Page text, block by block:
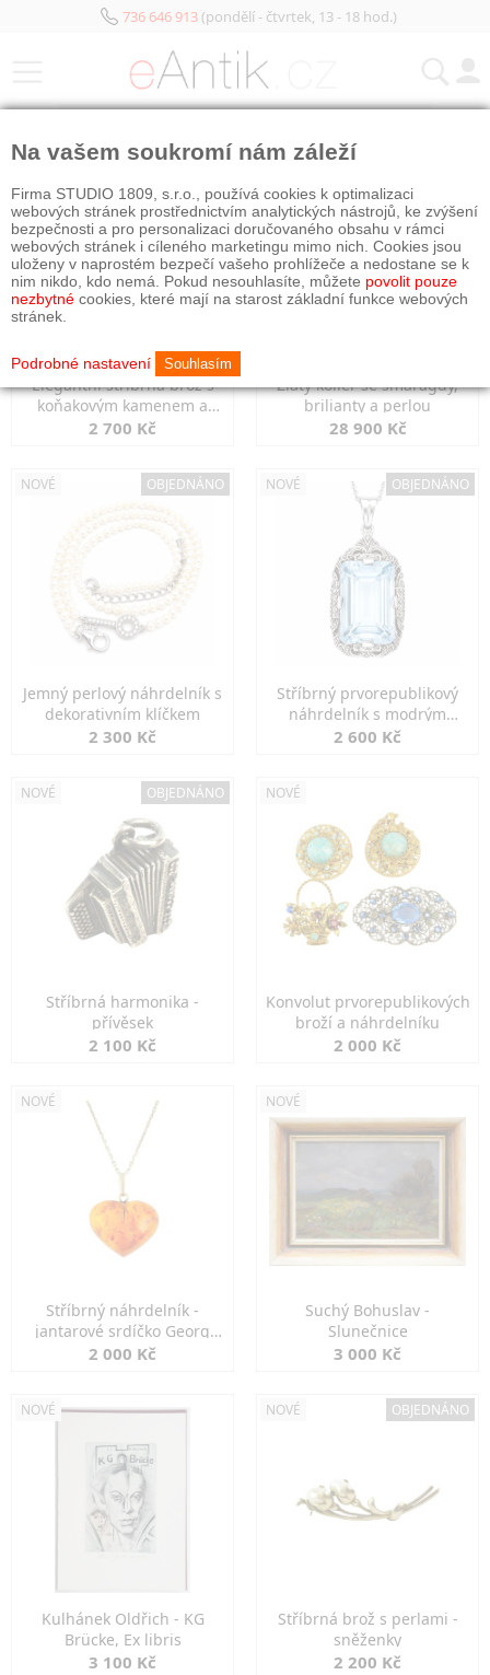
736 646 913(pondělí - čtvrtek, 13 - 18 hod.)
Elegantní stříbrná brož s
koňakovým kamenem a
markazity
2 700 Kč
Zlatý kolier se smaragdy,
brilianty a perlou
28 900 Kč
NOVÉ OBJEDNÁNO
Jemný perlový náhrdelník s
dekorativním klíčkem
2 300 Kč
NOVÉ OBJEDNÁNO
Stříbrný prvorepublikový
náhrdelník s modrým
spinelem
2 600 Kč
NOVÉ OBJEDNÁNO
Stříbrná harmonika -
přívěsek
2 100 Kč
NOVÉ
Konvolut prvorepublikových
broží a náhrdelníku
2 000 Kč
NOVÉ
Stříbrný náhrdelník -
jantarové srdíčko Georg
Kramer
2 000 Kč
NOVÉ
Suchý Bohuslav -
Slunečnice
3 000 Kč
NOVÉ
Kulhánek Oldřich - KG
Brücke, Ex libris
3 100 Kč
NOVÉ OBJEDNÁNO
Stříbrná brož s perlami -
sněženky
2 200 Kč
Na vašem soukromí nám záleží
Firma STUDIO 1809, s.r.o., používá cookies k optimalizaci
webových stránek prostřednictvím analytických nástrojů, ke zvýšení
bezpečnosti a pro personalizaci doručovaného obsahu v rámci
webových stránek i cíleného marketingu mimo nich. Cookies jsou
uloženy v naprostém bezpečí vašeho prohlížeče a nedostane se k
nim nikdo, kdo nemá. Pokud nesouhlasíte, můžete povolit pouze
nezbytné cookies, které mají na starost základní funkce webových
stránek.
Podrobné nastavení Souhlasím